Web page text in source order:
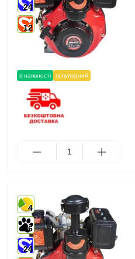
в наявності популярний
24
12
4
6
24